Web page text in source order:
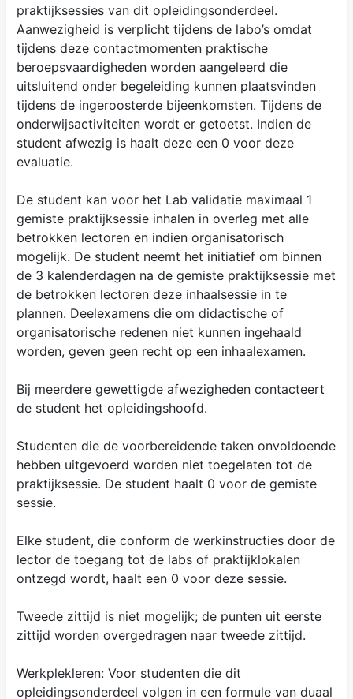
praktijksessies van dit opleidingsonderdeel.
Aanwezigheid is verplicht tijdens de labo’s omdat
tijdens deze contactmomenten praktische
beroepsvaardigheden worden aangeleerd die
uitsluitend onder begeleiding kunnen plaatsvinden
tijdens de ingeroosterde bijeenkomsten. Tijdens de
onderwijsactiviteiten wordt er getoetst. Indien de
student afwezig is haalt deze een 0 voor deze
evaluatie.
De student kan voor het Lab validatie maximaal 1
gemiste praktijksessie inhalen in overleg met alle
betrokken lectoren en indien organisatorisch
mogelijk. De student neemt het initiatief om binnen
de 3 kalenderdagen na de gemiste praktijksessie met
de betrokken lectoren deze inhaalsessie in te
plannen. Deelexamens die om didactische of
organisatorische redenen niet kunnen ingehaald
worden, geven geen recht op een inhaalexamen.
Bij meerdere gewettigde afwezigheden contacteert
de student het opleidingshoofd.
Studenten die de voorbereidende taken onvoldoende
hebben uitgevoerd worden niet toegelaten tot de
praktijksessie. De student haalt 0 voor de gemiste
sessie.
Elke student, die conform de werkinstructies door de
lector de toegang tot de labs of praktijklokalen
ontzegd wordt, haalt een 0 voor deze sessie.
Tweede zittijd is niet mogelijk; de punten uit eerste
zittijd worden overgedragen naar tweede zittijd.
Werkplekleren: Voor studenten die dit
opleidingsonderdeel volgen in een formule van duaal